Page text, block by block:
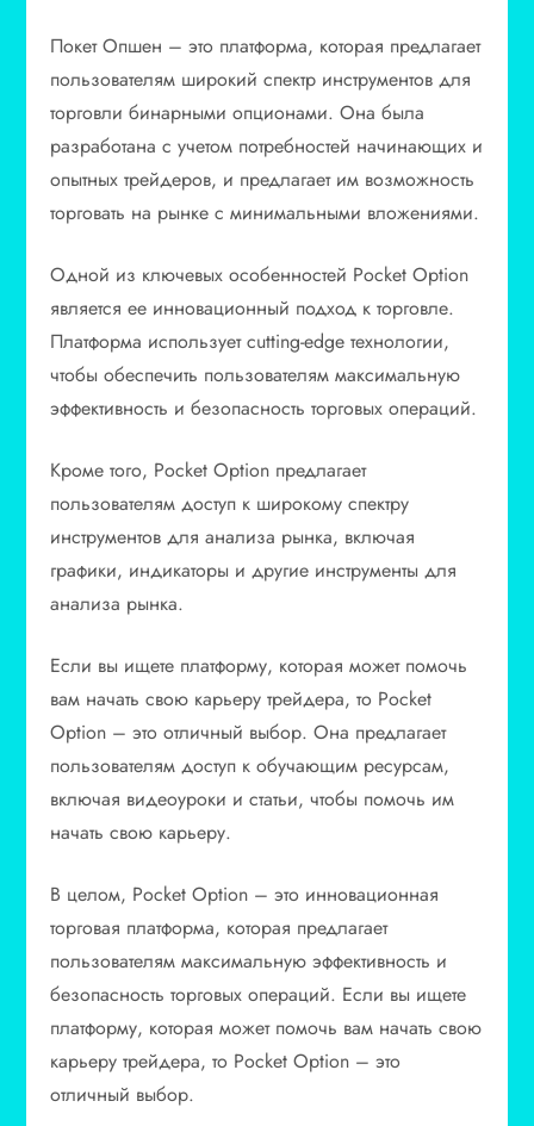
Покет Опшен – это платформа, которая предлагает
пользователям широкий спектр инструментов для
торговли бинарными опционами. Она была
разработана с учетом потребностей начинающих и
опытных трейдеров, и предлагает им возможность
торговать на рынке с минимальными вложениями.
Одной из ключевых особенностей Pocket Option
является ее инновационный подход к торговле.
Платформа использует cutting-edge технологии,
чтобы обеспечить пользователям максимальную
эффективность и безопасность торговых операций.
Кроме того, Pocket Option предлагает
пользователям доступ к широкому спектру
инструментов для анализа рынка, включая
графики, индикаторы и другие инструменты для
анализа рынка.
Если вы ищете платформу, которая может помочь
вам начать свою карьеру трейдера, то Pocket
Option – это отличный выбор. Она предлагает
пользователям доступ к обучающим ресурсам,
включая видеоуроки и статьи, чтобы помочь им
начать свою карьеру.
В целом, Pocket Option – это инновационная
торговая платформа, которая предлагает
пользователям максимальную эффективность и
безопасность торговых операций. Если вы ищете
платформу, которая может помочь вам начать свою
карьеру трейдера, то Pocket Option – это
отличный выбор.